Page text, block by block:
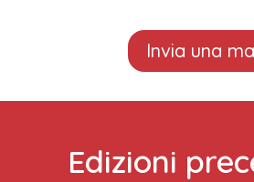
Invia una
Edizioni